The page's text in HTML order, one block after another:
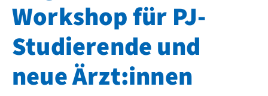
Workshop für PJ-
Studierende und
neue Ärzt:innen